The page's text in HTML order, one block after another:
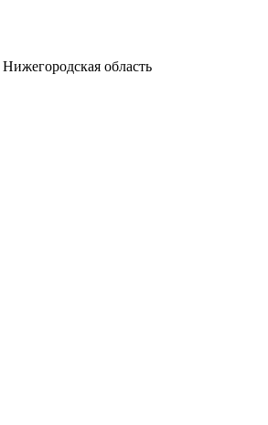
Нижегородская область